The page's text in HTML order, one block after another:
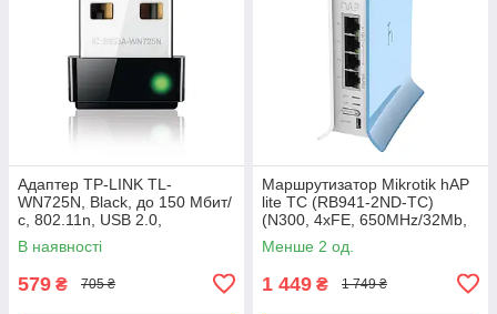
Адаптер TP-LINK TL-
WN725N, Black, до 150 Мбит/
с, 802.11n, USB 2.0,
вбудована антена,
ультракомпактний розмір
В наявності
579 ₴ 705 ₴
Маршрутизатор Mikrotik hAP
lite TC (RB941-2ND-TC)
(N300, 4xFE, 650MHz/32Mb,
1,5 dBi, T
Менше 2 од.
1 449 ₴ 1 749 ₴